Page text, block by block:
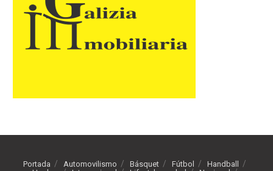
Portada Automovilismo Básquet Fútbol
Handball